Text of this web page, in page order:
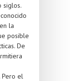
siglos.
la
posible
De
Pero el